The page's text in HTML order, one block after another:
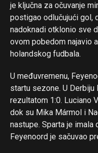
je ključna za očuvanje
postigao odlučujući gol,
nadoknadi otklonio sve
ovom pobedom najavio
holandskog fudbala.
U međuvremenu,
startu sezone. U Derbiju
rezultatom 1:0. Luciano
dok su Mika Mármol i
nastupe. Sparta je imala
Feyenoord je sačuvao